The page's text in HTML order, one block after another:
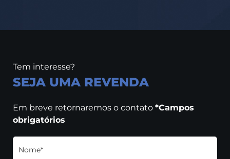
Tem interesse?
SEJA UMA REVENDA
Em breve retornaremos o contato *Campos
obrigatórios
Nome*